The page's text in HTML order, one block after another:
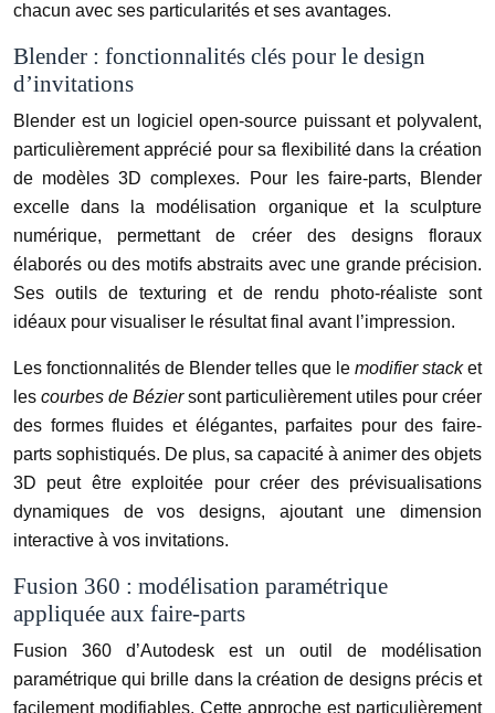
chacun avec ses particularités et ses avantages.
Blender : fonctionnalités clés pour le design
d’invitations
Blender est un logiciel open-source puissant et polyvalent,
particulièrement apprécié pour sa flexibilité dans la création
de modèles 3D complexes. Pour les faire-parts, Blender
excelle dans la modélisation organique et la sculpture
numérique, permettant de créer des designs floraux
élaborés ou des motifs abstraits avec une grande précision.
Ses outils de texturing et de rendu photo-réaliste sont
idéaux pour visualiser le résultat final avant l’impression.
Les fonctionnalités de Blender telles que le modifier stacket
les courbes de Béziersont particulièrement utiles pour créer
des formes fluides et élégantes, parfaites pour des faire-
parts sophistiqués. De plus, sa capacité à animer des objets
3D peut être exploitée pour créer des prévisualisations
dynamiques de vos designs, ajoutant une dimension
interactive à vos invitations.
Fusion 360 : modélisation paramétrique
appliquée aux faire-parts
Fusion 360 d’Autodesk est un outil de modélisation
paramétrique qui brille dans la création de designs précis et
facilement modifiables. Cette approche est particulièrement